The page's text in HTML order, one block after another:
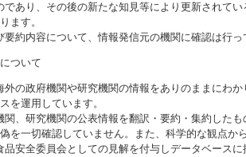
あり、その後の新たな知見等により更新されて
ます。
約内容について、情報発信元の機関に確認は行っ
ついて
の政府機関や研究機関の情報をありのままにわ
を運用しています。
、研究機関の公表情報を翻訳・要約・集約した
を一切確認していません。また、科学的な観点か
安全委員会としての見解を付与しデータベース